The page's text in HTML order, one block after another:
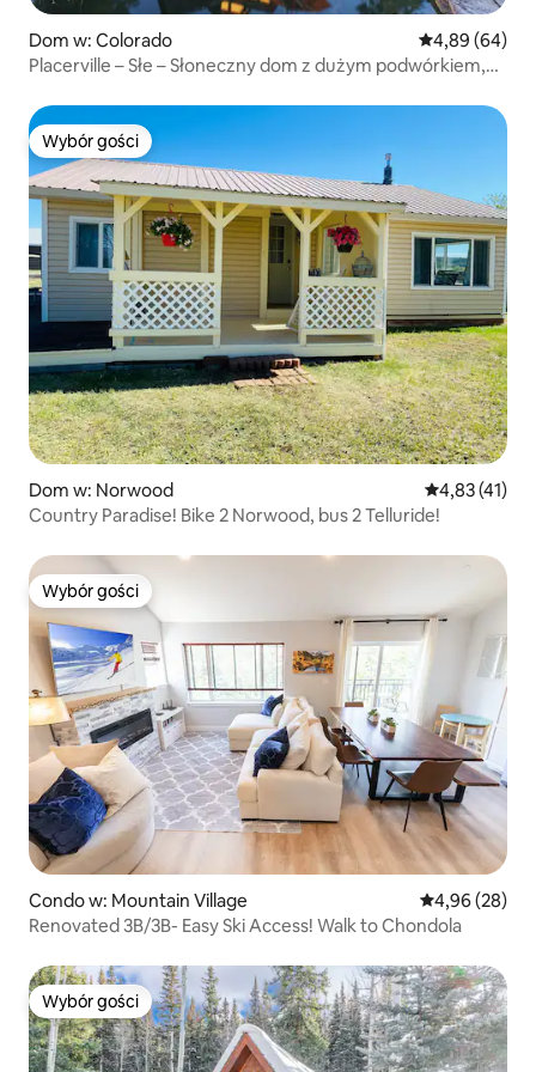
Dom w: Colorado Średnia
4,89 (64)
Placerville – Słe – Słoneczny dom z dużym podwórkiem,
Wybór gości
Wybór gości
Dom w: Norwood Średnia
4,83 (41)
Country Paradise! Bike 2 Norwood, bus 2 Telluride!
Wybór gości
Wybór gości
Condo w: Mountain Village Średnia
4,96 (28)
Renovated 3B/3B- Easy Ski Access! Walk to Chondola
Wybór gości
Wybór gości